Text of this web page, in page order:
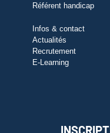
Référent handicap
Infos & contact
Actualités
Recrutement
E-Learning